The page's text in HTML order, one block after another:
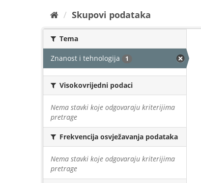
Skupovi podаtаkа
Tema
Znanost i tehnologija 1
Visokovrijedni podaci
Nema stavki koje odgovaraju kriterijima
pretrage
Frekvencija osvježavanja podataka
Nema stavki koje odgovaraju kriterijima
pretrage